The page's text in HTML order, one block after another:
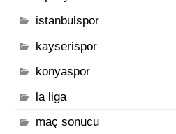
istanbulspor
kayserispor
konyaspor
la liga
maç sonucu